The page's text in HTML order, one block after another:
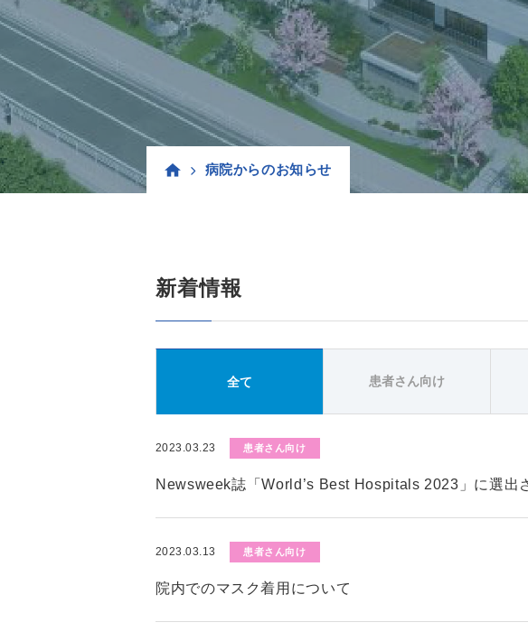
病院からのお知らせ
新着情報
全て 患者さん向け
2023.03.23 患者さん向け
Newsweek誌「World’s Best Hospitals 2023」に選出
2023.03.13 患者さん向け
院内でのマスク着用について